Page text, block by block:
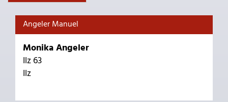
Angeler Manuel
Monika Angeler
Ilz 63
Ilz